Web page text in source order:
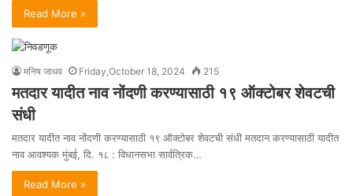
Read More »
मनिष जाधव Friday,October 18, 2024 215
मतदार यादीत नाव नोंदणी करण्यासाठी १९ ऑक्टोबर शेवटची
संधी
मतदार यादीत नाव नोंदणी करण्यासाठी १९ ऑक्टोबर शेवटची संधी मतदान करण्यासाठी यादीत
नाव आवश्यक मुंबई, दि. १८ : विधानसभा सार्वत्रिक…
Read More »